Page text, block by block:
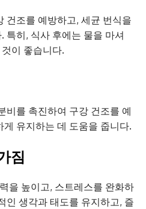
건조를 예방하고, 세균 번식을
특히, 식사 후에는 물을 마셔
이 좋습니다.
비를 촉진하여 구강 건조를 예
유지하는 데 도움을 줍니다.
짐
을 높이고, 스트레스를 완화하
인 생각과 태도를 유지하고, 즐